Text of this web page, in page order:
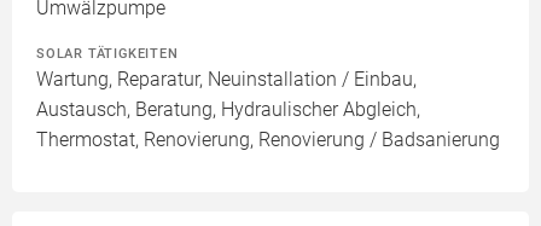
Umwälzpumpe
SOLAR TÄTIGKEITEN
Wartung, Reparatur, Neuinstallation / Einbau,
Austausch, Beratung, Hydraulischer Abgleich,
Thermostat, Renovierung, Renovierung / Badsanierung